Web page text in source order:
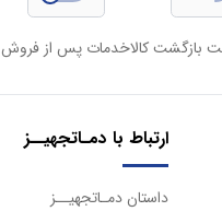
خدمات پس از فروش
ارتباط با دمـاتجهیــز
داستان دمـاتجهیــز